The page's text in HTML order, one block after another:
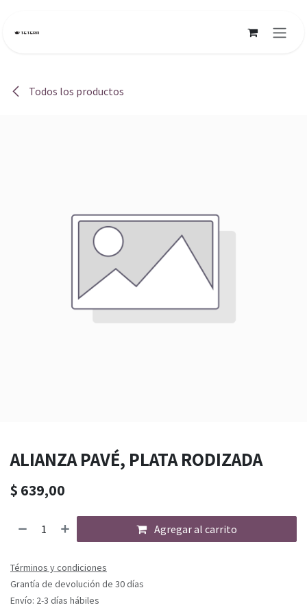
Todos los productos
ALIANZA PAVÉ, PLATA RODIZADA
$ 639,00
Agregar al carrito
Términos y condiciones
Grantía de devolución de 30 días
Envío: 2-3 días hábiles